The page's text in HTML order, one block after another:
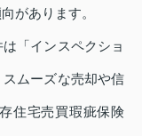
があります。
「インスペクショ
ムーズな売却や信
住宅売買瑕疵保険